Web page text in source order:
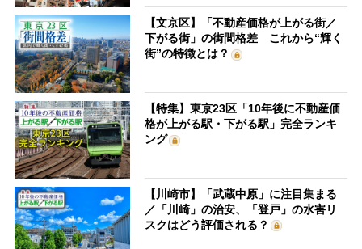
【文京区】「不動産価格が上がる街／
下がる街」の街間格差 これから“輝く
街”の特徴とは？
【特集】東京23区「10年後に不動産価
格が上がる駅・下がる駅」完全ランキ
ング
【川崎市】「武蔵中原」に注目集まる
／「川崎」の治安、「登戸」の水害リ
スクはどう評価される？